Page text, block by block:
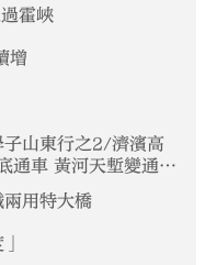
霍峽
增
山東行之2/濟濱高
通車 黃河天塹變通途
用特大橋